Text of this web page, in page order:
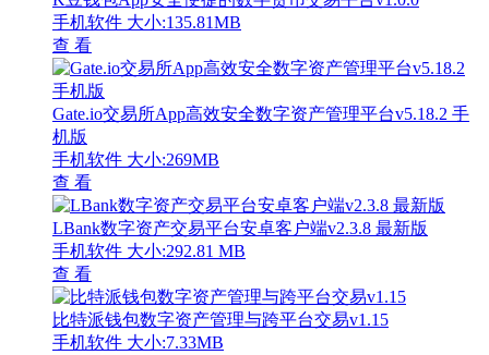
手机软件 大小:135.81MB
查 看
Gate.io交易所App高效安全数字资产管理平台v5.18.2 手
机版
手机软件 大小:269MB
查 看
LBank数字资产交易平台安卓客户端v2.3.8 最新版
手机软件 大小:292.81 MB
查 看
比特派钱包数字资产管理与跨平台交易v1.15
手机软件 大小:7.33MB